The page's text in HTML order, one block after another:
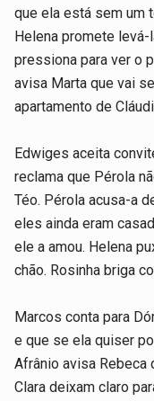
que ela está sem um
Helena promete
pressiona para ver o
avisa Marta que vai
apartamento de
Edwiges aceita
reclama que Pérola
Téo. Pérola acusa-a
eles ainda eram
ele a amou. Helena
chão. Rosinha briga
Marcos conta para
e que se ela quiser
Afrânio avisa Rebeca
Clara deixam claro